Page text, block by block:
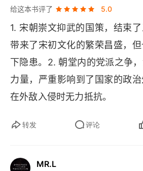
附录一 两宋大事年表
附录二 两宋帝王世系表
再版后记
给这本书评了
5.0
1. 宋朝崇文抑武的国策，结束了
带来了宋初文化的繁荣昌盛，
下隐患。2. 朝堂内的党派之争
力量，严重影响到了国家的政
在外敌入侵时无力抵抗。
转发 评论
MR.L